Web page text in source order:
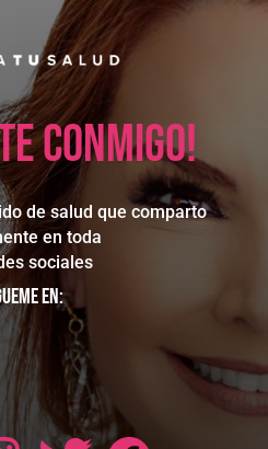
conmigo!
de salud que comparto
en toda
sociales
en: